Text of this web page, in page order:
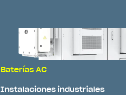
Baterías AC
Instalaciones industriales